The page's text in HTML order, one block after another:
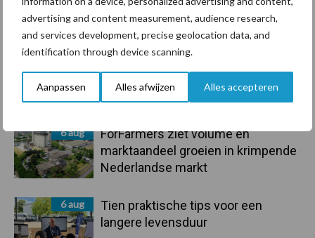
advertising and content measurement, audience research,
and services development, precise geolocation data, and
identification through device scanning.
Aanpassen Alles afwijzen Alles accepteren
droogte en geopolitiek houden
handel in de greep
6 aug
ForFarmers ziet volume en
marktaandeel groeien in krimpende
Nederlandse markt
6 aug
Tien praktische tips voor een
langere levensduur